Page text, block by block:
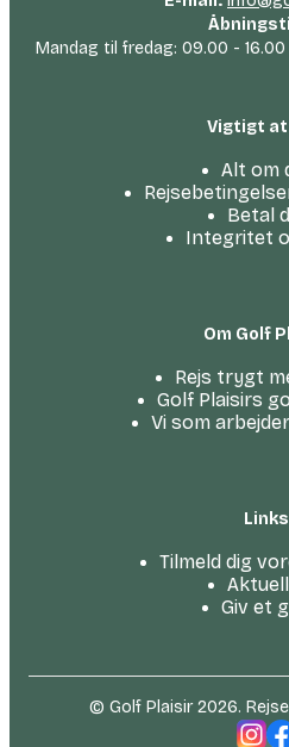
Mandag til fredag: 09.00 -
Vigtigt at
Alt om
Betal
Integritet
Om Golf
Rejs trygt
Golf Plaisirs
Vi som
Links
Tilmeld dig
Giv et
© Golf Plaisir 2026.